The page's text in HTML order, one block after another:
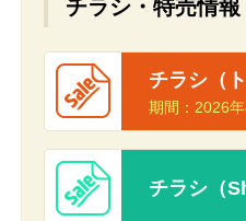
チラシ・特売情報
チラシ（
期間： 2026
チラシ（